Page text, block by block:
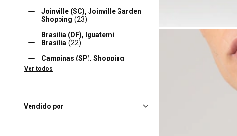
Joinville (SC), Joinville Garden
Shopping (23)
Brasilia (DF), Iguatemi
Brasília (22)
Campinas (SP), Shopping
Parque Dom Pedro
Porto Alegre (RS), Iguatemi
Ver todos
Vendido por